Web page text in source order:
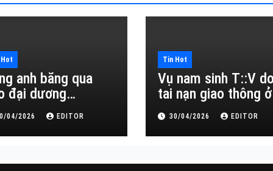
anh băng qua
đại dương…
04/2026 EDITOR
Tin Hot
Vụ nam sinh T::V
tai nạn giao thông ở
Đắk Lắk
30/04/2026 EDITOR